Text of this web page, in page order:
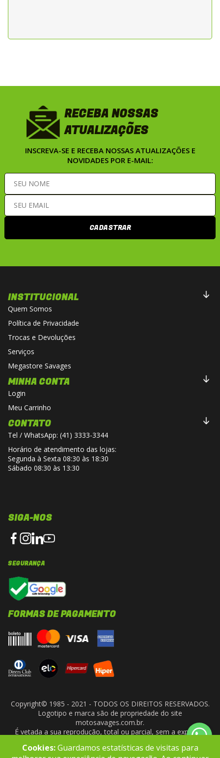
RECEBA NOSSAS
ATUALIZAÇÕES
INSCREVA-SE E RECEBA NOSSAS ATUALIZAÇÕES E
NOVIDADES POR E-MAIL:
CADASTRAR
INSTITUCIONAL
Quem Somos
Política de Privacidade
Trocas e Devoluções
Serviços
Megastore Savages
MINHA CONTA
Login
Meu Carrinho
CONTATO
Tel / WhatsApp: (41) 3333-3344
Horário de atendimento das lojas:
Segunda à Sexta 08:30 às 18:30
Sábado 08:30 às 13:30
SIGA-NOS
SEGURANÇA
FORMAS DE PAGAMENTO
Copyright© 1985 - 2021 - TODOS OS DIREITOS RESERVADOS.
Logotipo e marca são de propriedade do site
motosavages.com.br.
É vetada a sua reprodução, total ou parcial, sem a expressa
- CNPJ: 10.927.924/0001-91
Cookies:Guardamos estatísticas de visitas para